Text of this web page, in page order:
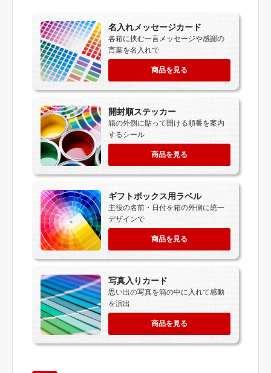
名入れメッセージカード
各箱に挟む一言メッセージや感謝の
言葉を名入れで
商品を見る
開封順ステッカー
箱の外側に貼って開ける順番を案内
するシール
商品を見る
ギフトボックス用ラベル
主役の名前・日付を箱の外側に統一
デザインで
商品を見る
写真入りカード
思い出の写真を箱の中に入れて感動
を演出
商品を見る